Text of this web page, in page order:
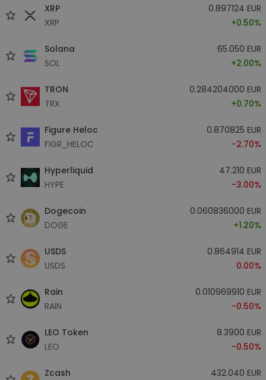
XRP
XRP
0.897124 EUR
+0.50%
Solana
SOL
65.050 EUR
+2.00%
TRON
TRX
0.284204000 EUR
+0.70%
Figure Heloc
FIGR_HELOC
0.870825 EUR
-2.70%
Hyperliquid
HYPE
47.210 EUR
-3.00%
Dogecoin
DOGE
0.060836000 EUR
+1.20%
USDS
USDS
0.864914 EUR
0.00%
Rain
RAIN
0.010969910 EUR
-0.50%
LEO Token
LEO
8.3900 EUR
-0.50%
Zcash
432.040 EUR